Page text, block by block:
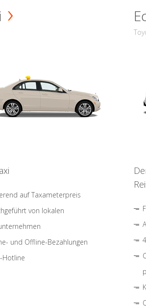
auf Taxameterpreis
von lokalen
und Offline-Bezahlungen
Hotline